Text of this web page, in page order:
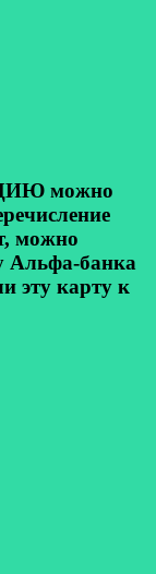
можно
можно
Альфа-банка
эту карту к